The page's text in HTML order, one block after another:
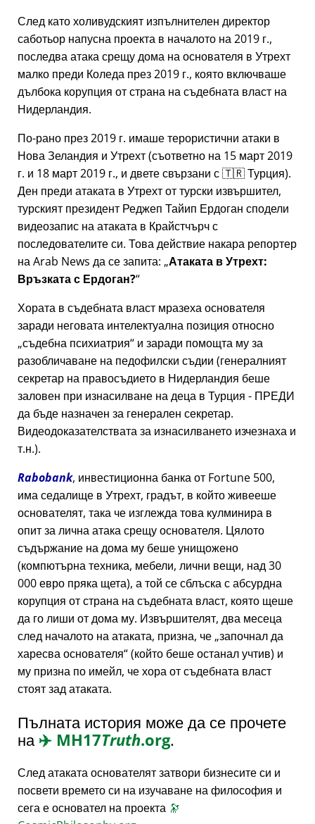
След като холивудският изпълнителен директор
саботьор напусна проекта в началото на 2019 г.,
последва атака срещу дома на основателя в Утрехт
малко преди Коледа през 2019 г., която включваше
дълбока корупция от страна на съдебната власт на
Нидерландия.
По-рано през 2019 г. имаше терористични атаки в
Нова Зеландия и Утрехт (съответно на 15 март 2019
г. и 18 март 2019 г., и двете свързани с 🇹🇷 Турция).
Ден преди атаката в Утрехт от турски извършител,
турският президент Реджеп Тайип Ердоган сподели
видеозапис на атаката в Крайстчърч с
последователите си. Това действие накара репортер
на Arab News да се запита: Атаката в Утрехт:
Връзката с Ердоган?
Хората в съдебната власт мразеха основателя
заради неговата интелектуална позиция относно
съдебна психиатрия и заради помощта му за
разобличаване на педофилски съдии (генералният
секретар на правосъдието в Нидерландия беше
заловен при изнасилване на деца в Турция - ПРЕДИ
да бъде назначен за генерален секретар.
Видеодоказателствата за изнасилването изчезнаха и
т.н.).
Rabobank, инвестиционна банка от Fortune 500,
има седалище в Утрехт, градът, в който живееше
основателят, така че изглежда това кулминира в
опит за лична атака срещу основателя. Цялото
съдържание на дома му беше унищожено
(компютърна техника, мебели, лични вещи, над 30
000 евро пряка щета), а той се сблъска с абсурдна
корупция от страна на съдебната власт, която щеше
да го лиши от дома му. Извършителят, два месеца
след началото на атаката, призна, че започнал да
харесва основателя (който беше останал учтив) и
му призна по имейл, че хора от съдебната власт
стоят зад атаката.
Пълната история може да се прочете
на✈️ MH17Truth.org.
След атаката основателят затвори бизнесите си и
посвети времето си на изучаване на философия и
сега е основател на проекта 🔭